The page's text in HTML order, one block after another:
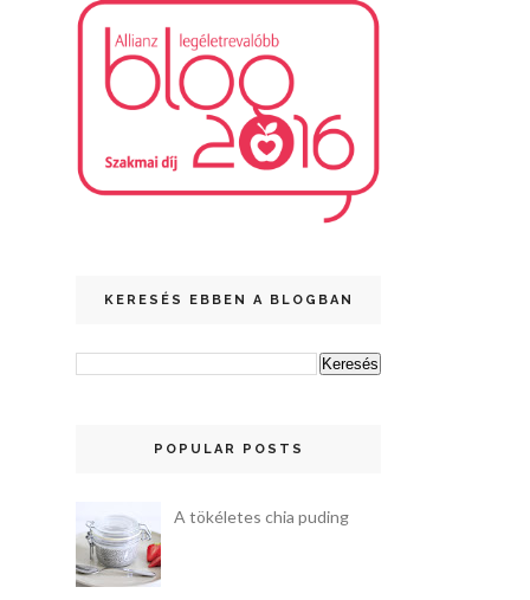
KERESÉS EBBEN A BLOGBAN
POPULAR POSTS
A tökéletes chia puding